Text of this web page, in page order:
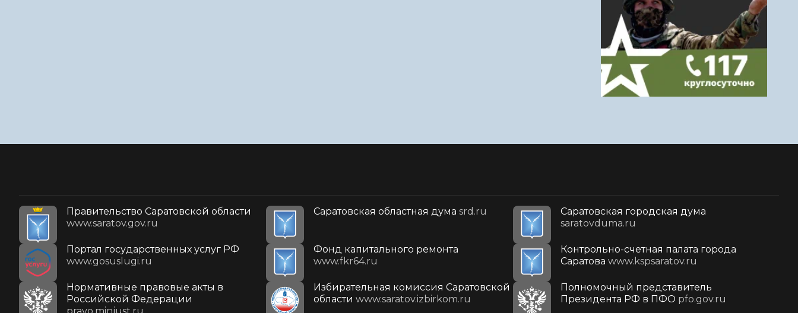
Правительство Саратовской области
www.saratov.gov.ru
Саратовская областная дума srd.ru
Саратовская городская дума
saratovduma.ru
Портал государственных услуг РФ
www.gosuslugi.ru
Фонд капитального ремонта
www.fkr64.ru
Контрольно-счетная палата города
Саратова www.kspsaratov.ru
Нормативные правовые акты в
Российской Федерации
Избирательная комиссия Саратовской
области www.saratov.izbirkom.ru
Полномочный представитель
Президента РФ в ПФО pfo.gov.ru